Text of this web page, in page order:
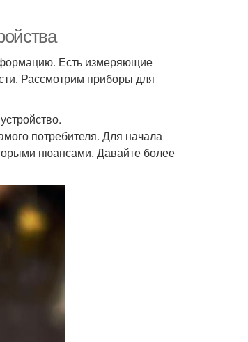
Есть измеряющие
Рассмотрим приборы для
потребителя. Для начала
нюансами. Давайте более